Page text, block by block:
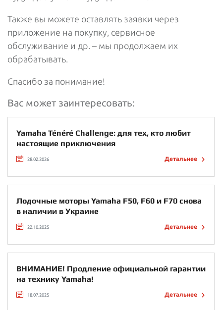
Также вы можете оставлять заявки через
приложение на покупку, сервисное
обслуживание и др. – мы продолжаем их
обрабатывать.
Спасибо за понимание!
Вас может заинтересовать:
Yamaha Ténéré Challenge: для тех, кто любит
настоящие приключения
28.02.2026 Детальнее
Лодочные моторы Yamaha F50, F60 и F70 снова
в наличии в Украине
22.10.2025 Детальнее
ВНИМАНИЕ! Продление официальной гарантии
на технику Yamaha!
18.07.2025 Детальнее